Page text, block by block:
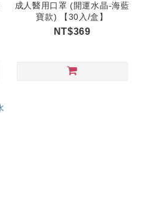
成人醫用口罩 (開運水晶-海藍
寶款) 【30入/盒】
NT$369